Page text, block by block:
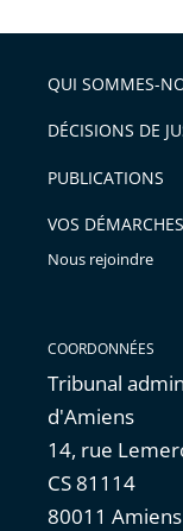
l'article
pour
avant
QUI SOMMES-
DÉCISIONS DE
PUBLICATIONS
VOS DÉMARCHES
Nous rejoindre
COORDONNÉES
Tribunal
d'Amiens
14, rue
CS 81114
80011